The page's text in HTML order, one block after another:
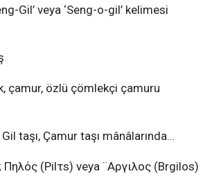
Gil’ veya ‘Seng-o-gil’ kelimesi
çamur, özlü çömlekçi çamuru
taşı, Çamur taşı mânâlarında…
Πηλός (Pilτs) veya ¨Αργιλος (Βrgilos)